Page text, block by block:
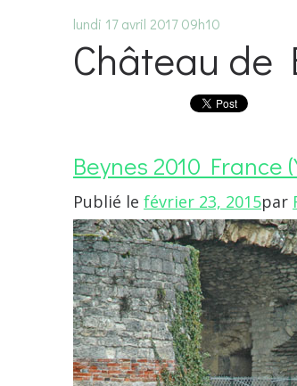
lundi 17 avril 2017 09h10
Château de
Beynes 2010 France
Publié le février 23, 2015par